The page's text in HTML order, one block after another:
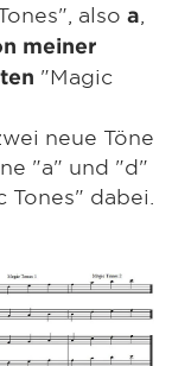
also a
meiner
"Magic
neue Töne
"a" und "d"
dabei.